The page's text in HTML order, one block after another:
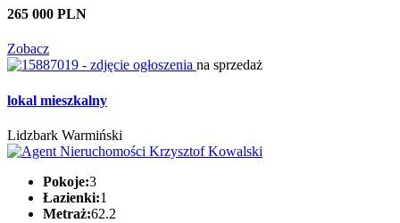
265 000 PLN
Zobacz
na sprzedaż
lokal mieszkalny
Lidzbark Warmiński
Pokoje:3
Łazienki:1
Metraż:62.2